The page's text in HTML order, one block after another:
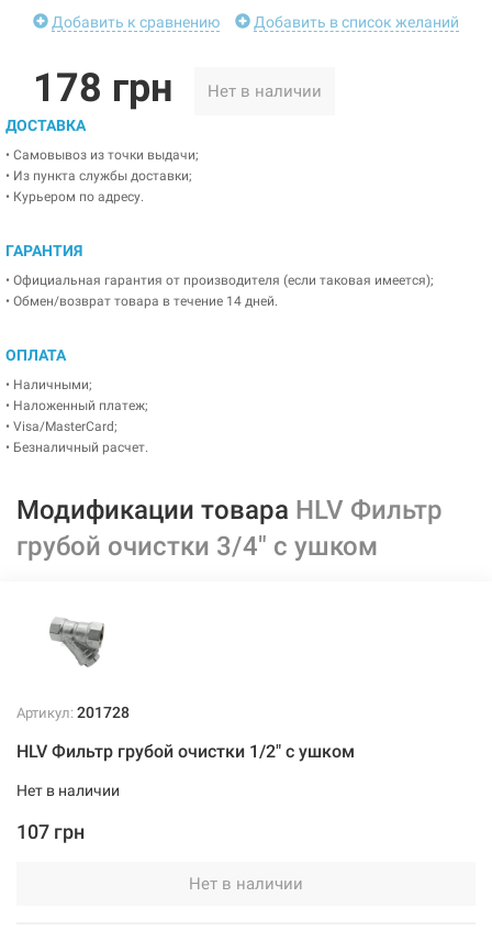
Добавить к сравнению
Добавить в список желаний
178 грн Нет в наличии
ДОСТАВКА
• Самовывоз из точки выдачи;
• Из пункта службы доставки;
• Курьером по адресу.
ГАРАНТИЯ
• Официальная гарантия от производителя (если таковая имеется);
• Обмен/возврат товара в течение 14 дней.
ОПЛАТА
• Наличными;
• Наложенный платеж;
• Visa/MasterCard;
• Безналичный расчет.
Модификации товара HLV Фильтр
грубой очистки 3/4" с ушком
Артикул: 201728
HLV Фильтр грубой очистки 1/2" с ушком
Нет в наличии
107 грн
Нет в наличии